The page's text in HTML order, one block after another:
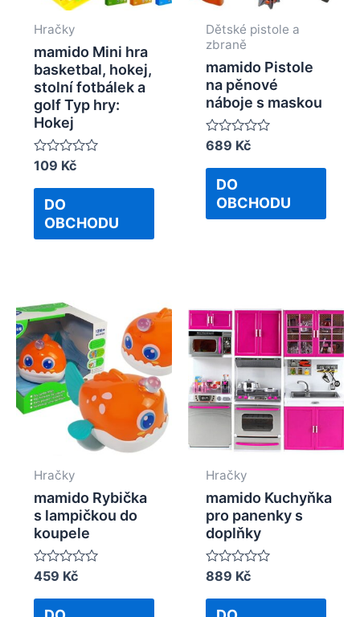
Hračky
mamido Mini hra
basketbal, hokej,
stolní fotbálek a
golf Typ hry:
Hokej
Rated
out
109 Kč
DO
OBCHODU
Dětské pistole a
zbraně
mamido Pistole
na pěnové
náboje s maskou
Rated
out
689 Kč
DO
OBCHODU
Hračky
mamido Rybička
s lampičkou do
koupele
Rated
out
459 Kč
Hračky
mamido Kuchyňka
pro panenky s
doplňky
Rated
out
889 Kč